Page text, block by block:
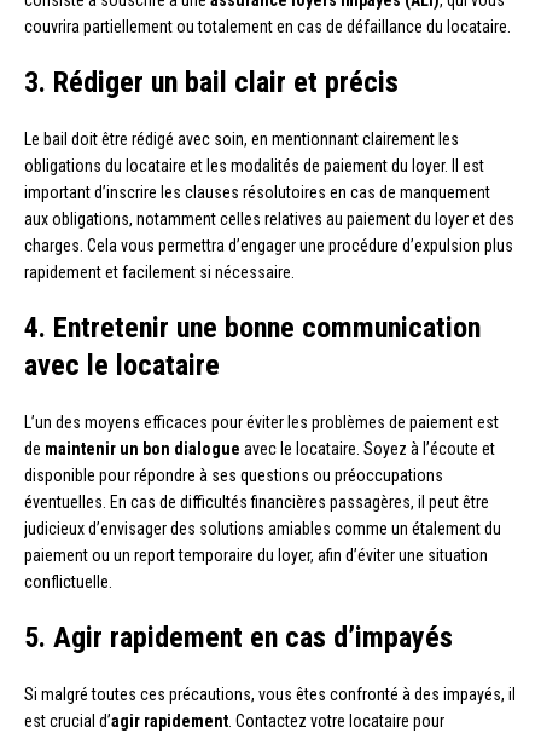
couvrira partiellement ou totalement en cas de défaillance du locataire.
3. Rédiger un bail clair et précis
Le bail doit être rédigé avec soin, en mentionnant clairement les
obligations du locataire et les modalités de paiement du loyer. Il est
important d’inscrire les clauses résolutoires en cas de manquement
aux obligations, notamment celles relatives au paiement du loyer et des
charges. Cela vous permettra d’engager une procédure d’expulsion plus
rapidement et facilement si nécessaire.
4. Entretenir une bonne communication
avec le locataire
L’un des moyens efficaces pour éviter les problèmes de paiement est
de maintenir un bon dialogue avec le locataire. Soyez à l’écoute et
disponible pour répondre à ses questions ou préoccupations
éventuelles. En cas de difficultés financières passagères, il peut être
judicieux d’envisager des solutions amiables comme un étalement du
paiement ou un report temporaire du loyer, afin d’éviter une situation
conflictuelle.
5. Agir rapidement en cas d’impayés
Si malgré toutes ces précautions, vous êtes confronté à des impayés, il
est crucial d’agir rapidement . Contactez votre locataire pour